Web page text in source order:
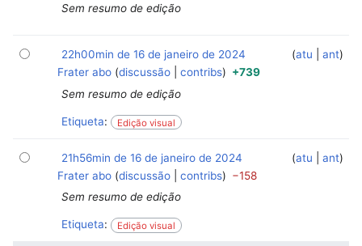
Sem resumo de edição
atu ant
22h00min de 16 de janeiro de 2024
Frater abo discussão contribs
+739
Sem resumo de edição
Etiqueta: Edição visual
atu ant
21h56min de 16 de janeiro de 2024
Frater abo discussão contribs
−158
Sem resumo de edição
Etiqueta: Edição visual